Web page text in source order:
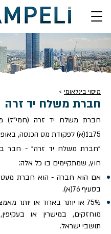
מיסוי בינלאומי >
חברת משלח יד זרה
חברת משלח יד זרה (חמי"ז)
75ב1(א) לפקודת מס הכנסה, באופן הבא:
"חברת משלח יד זרה" - חבר
חוץ, שמתקיימים בו כל אלה:
אם הוא חברה - הוא חברת
בסעיף 76(א).
75% או יותר באחד או יותר
מוחזקים, במישרין או
תושבי ישראל.